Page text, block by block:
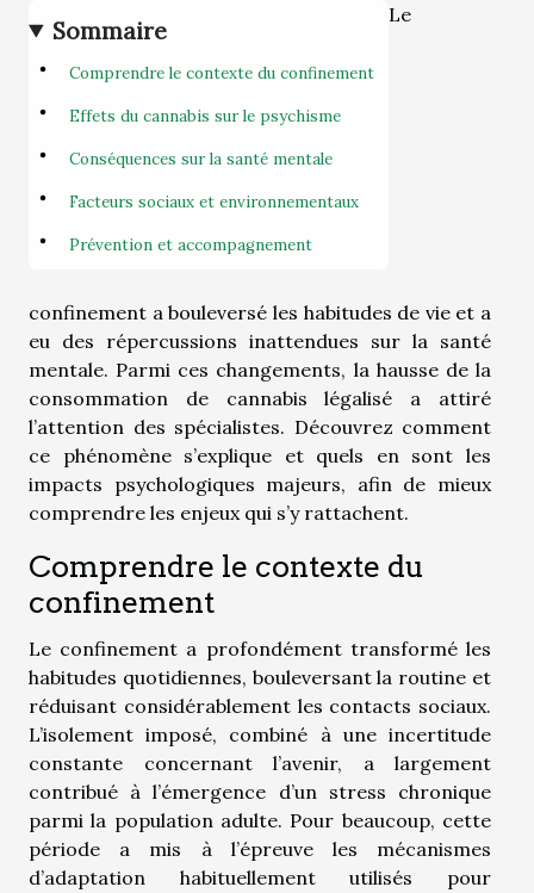
Sommaire
Comprendre le contexte du confinement
Effets du cannabis sur le psychisme
Conséquences sur la santé mentale
Facteurs sociaux et environnementaux
Prévention et accompagnement
Le
confinement a bouleversé les habitudes de vie et a
eu des répercussions inattendues sur la santé
mentale. Parmi ces changements, la hausse de la
consommation de cannabis légalisé a attiré
l’attention des spécialistes. Découvrez comment
ce phénomène s’explique et quels en sont les
impacts psychologiques majeurs, afin de mieux
comprendre les enjeux qui s’y rattachent.
Comprendre le contexte du
confinement
Le confinement a profondément transformé les
habitudes quotidiennes, bouleversant la routine et
réduisant considérablement les contacts sociaux.
L’isolement imposé, combiné à une incertitude
constante concernant l’avenir, a largement
contribué à l’émergence d’un stress chronique
parmi la population adulte. Pour beaucoup, cette
période a mis à l’épreuve les mécanismes
d’adaptation habituellement utilisés pour